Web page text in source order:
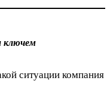
ключем
ситуации компания